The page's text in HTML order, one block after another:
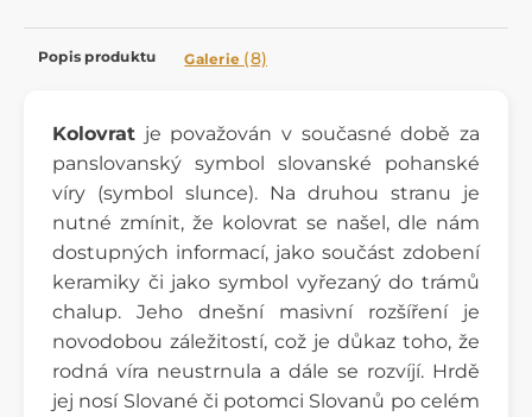
Popis produktu Galerie (8)
Kolovrat je považován v současné době za
panslovanský symbol slovanské pohanské
víry (symbol slunce). Na druhou stranu je
nutné zmínit, že kolovrat se našel, dle nám
dostupných informací, jako součást zdobení
keramiky či jako symbol vyřezaný do trámů
chalup. Jeho dnešní masivní rozšíření je
novodobou záležitostí, což je důkaz toho, že
rodná víra neustrnula a dále se rozvíjí. Hrdě
jej nosí Slované či potomci Slovanů po celém